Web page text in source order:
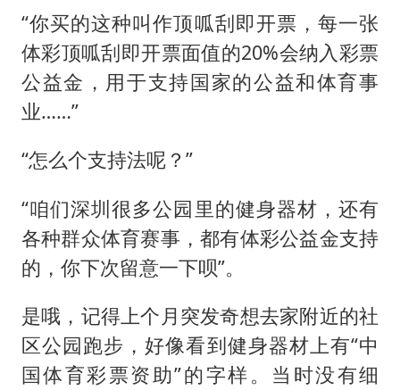
“你买的这种叫作顶呱刮即开票，每一张
体彩顶呱刮即开票面值的20%会纳入彩票
公益金，用于支持国家的公益和体育事
业……”
“怎么个支持法呢？”
“咱们深圳很多公园里的健身器材，还有
各种群众体育赛事，都有体彩公益金支持
的，你下次留意一下呗”。
是哦，记得上个月突发奇想去家附近的社
区公园跑步，好像看到健身器材上有“中
国体育彩票资助”的字样。当时没有细